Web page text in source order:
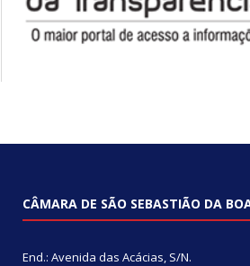
CÂMARA DE SÃO SEBASTIÃO DA
End.: Avenida das Acácias, S/N.